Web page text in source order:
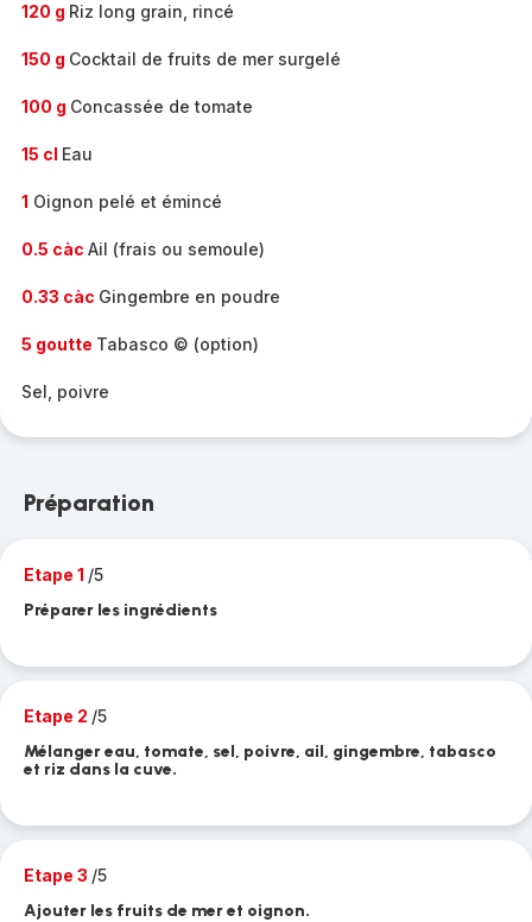
120 g Riz long grain, rincé
150 g Cocktail de fruits de mer surgelé
100 g Concassée de tomate
15 cl Eau
1 Oignon pelé et émincé
0.5 càc Ail (frais ou semoule)
0.33 càc Gingembre en poudre
5 goutte Tabasco © (option)
Sel, poivre
Préparation
Etape 1 /5
Préparer les ingrédients
Etape 2 /5
Mélanger eau, tomate, sel, poivre, ail, gingembre, tabasco
et riz dans la cuve.
Etape 3 /5
Ajouter les fruits de mer et oignon.